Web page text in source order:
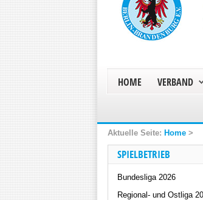
HOME VERBAND
Home >
SPIELBETRIEB
Bundesliga 2026
Regional- und Ostliga